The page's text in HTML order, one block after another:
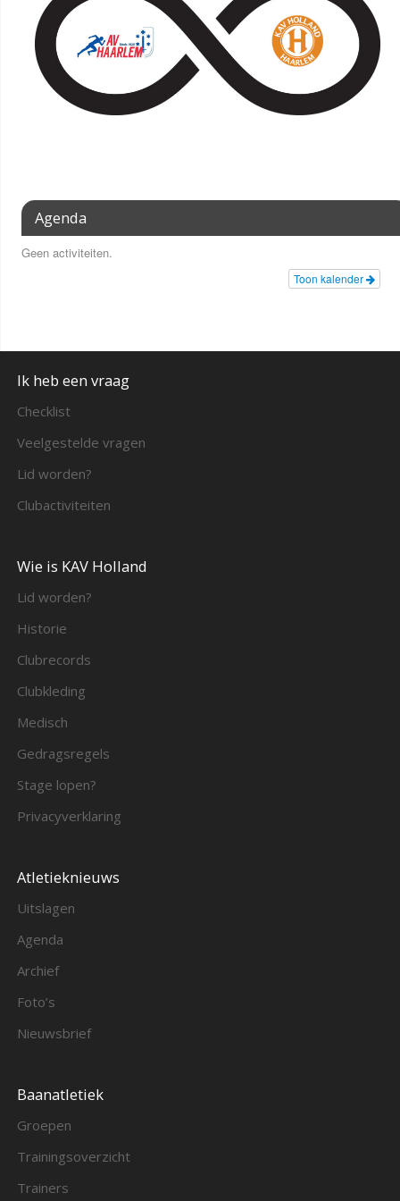
Agenda
Geen activiteiten.
Toon kalender
Ik heb een vraag
Checklist
Veelgestelde vragen
Lid worden?
Clubactiviteiten
Wie is KAV Holland
Lid worden?
Historie
Clubrecords
Clubkleding
Medisch
Gedragsregels
Stage lopen?
Privacyverklaring
Atletieknieuws
Uitslagen
Agenda
Archief
Foto’s
Nieuwsbrief
Baanatletiek
Groepen
Trainingsoverzicht
Trainers